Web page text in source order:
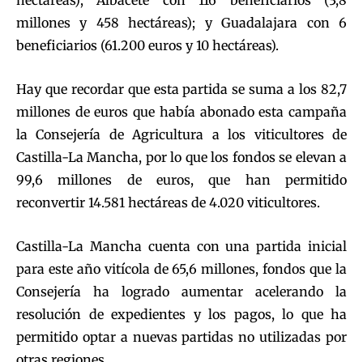
millones y 458 hectáreas); y Guadalajara con 6
beneficiarios (61.200 euros y 10 hectáreas).
Hay que recordar que esta partida se suma a los 82,7
millones de euros que había abonado esta campaña
la Consejería de Agricultura a los viticultores de
Castilla-La Mancha, por lo que los fondos se elevan a
99,6 millones de euros, que han permitido
reconvertir 14.581 hectáreas de 4.020 viticultores.
Castilla-La Mancha cuenta con una partida inicial
para este año vitícola de 65,6 millones, fondos que la
Consejería ha logrado aumentar acelerando la
resolución de expedientes y los pagos, lo que ha
permitido optar a nuevas partidas no utilizadas por